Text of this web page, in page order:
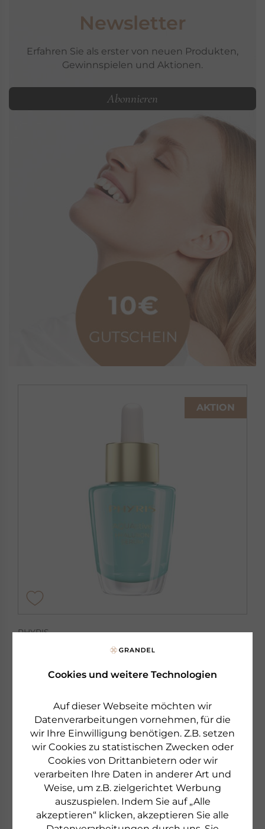
Cookies und weitere Technologien
Auf dieser Webseite möchten wir
Datenverarbeitungen vornehmen, für die
wir Ihre Einwilligung benötigen. Z.B. setzen
wir Cookies zu statistischen Zwecken oder
Cookies von Drittanbietern oder wir
verarbeiten Ihre Daten in anderer Art und
Weise, um z.B. zielgerichtet Werbung
auszuspielen. Indem Sie auf „Alle
akzeptieren“ klicken, akzeptieren Sie alle
Newsletter
Erfahren Sie als erster von neuen Produkten,
Gewinnspielen und Aktionen.
Abonnieren
AKTION
PHYRIS
Hyaluron Serum
€ 37,00
€ 1.233,33 pro 1 l
sofort lieferbar
zum Produkt